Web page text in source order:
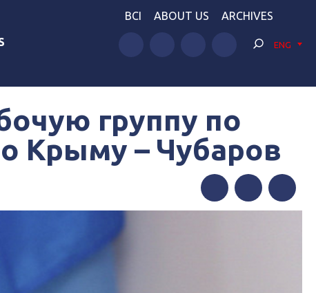
BCI ABOUT US ARCHIVES
ENG
группу по
Крыму – Чубаров